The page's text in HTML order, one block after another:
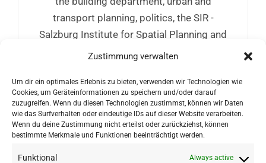
Zustimmung verwalten
Um dir ein optimales Erlebnis zu bieten, verwenden wir Technologien wie
Cookies, um Geräteinformationen zu speichern und/oder darauf
zuzugreifen. Wenn du diesen Technologien zustimmst, können wir Daten
wie das Surfverhalten oder eindeutige IDs auf dieser Website verarbeiten.
Wenn du deine Zustimmung nicht erteilst oder zurückziehst, können
bestimmte Merkmale und Funktionen beeinträchtigt werden.
Funktional Always active
transport planning, politics, the SIR -
Salzburg Institute for Spatial Planning and
Housing and the Department of
addressed the question of how urban quality
of life works.